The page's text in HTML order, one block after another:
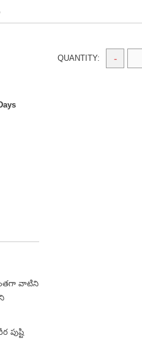
QUANTITY: -
వాటిని
పుష్టి